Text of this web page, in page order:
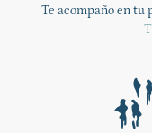
Te acompaño en tu